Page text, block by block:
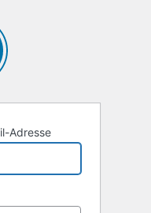
Adresse